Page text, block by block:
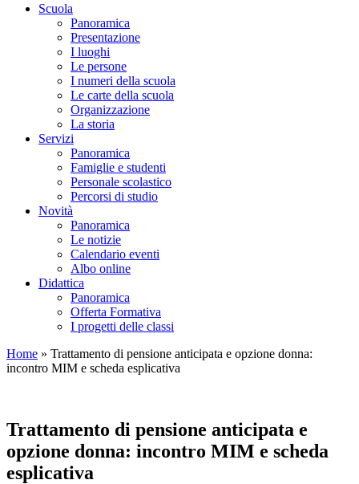
Scuola
Panoramica
Presentazione
I luoghi
Le persone
I numeri della scuola
Le carte della scuola
Organizzazione
La storia
Servizi
Panoramica
Famiglie e studenti
Personale scolastico
Percorsi di studio
Novità
Panoramica
Le notizie
Calendario eventi
Albo online
Didattica
Panoramica
Offerta Formativa
I progetti delle classi
Home » Trattamento di pensione anticipata e opzione donna:
incontro MIM e scheda esplicativa
Trattamento di pensione anticipata e
opzione donna: incontro MIM e scheda
esplicativa